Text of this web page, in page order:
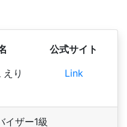
り
公式サイト
Link
イザー1級